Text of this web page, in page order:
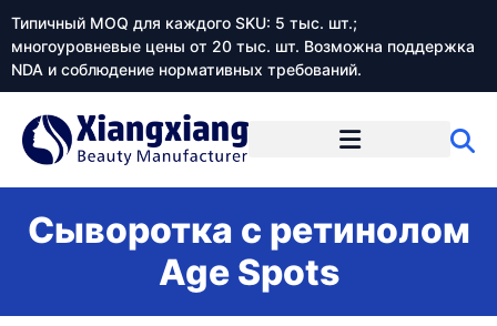
Типичный MOQ для каждого SKU: 5 тыс. шт.;
многоуровневые цены от 20 тыс. шт. Возможна поддержка
NDA и соблюдение нормативных требований.
Сыворотка с ретинолом
Age Spots